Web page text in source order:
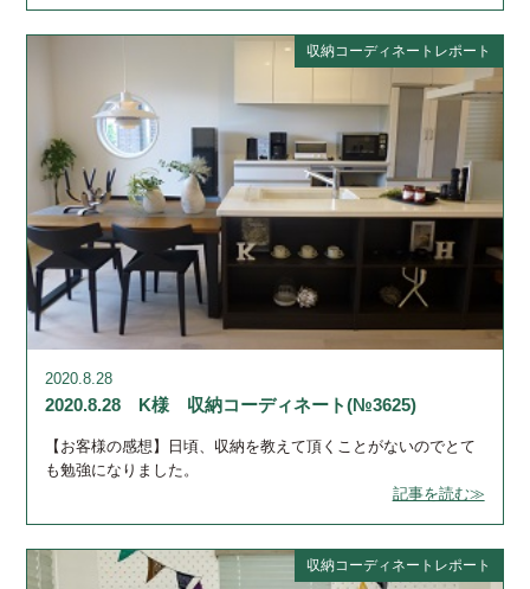
収納コーディネートレポート
2020.8.28
2020.8.28 K様 収納コーディネート(№3625)
【お客様の感想】日頃、収納を教えて頂くことがないのでとて
も勉強になりました。
記事を読む≫
収納コーディネートレポート